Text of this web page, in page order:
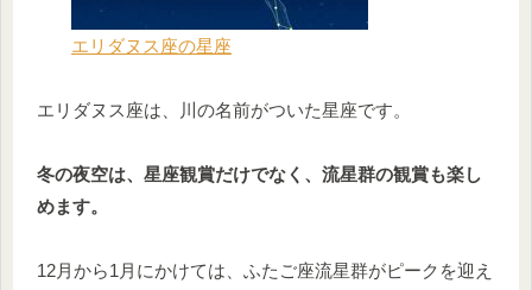
エリダヌス座の星座
エリダヌス座は、川の名前がついた星座です。
冬の夜空は、星座観賞だけでなく、流星群の観賞も楽し
めます。
12月から1月にかけては、ふたご座流星群がピークを迎え